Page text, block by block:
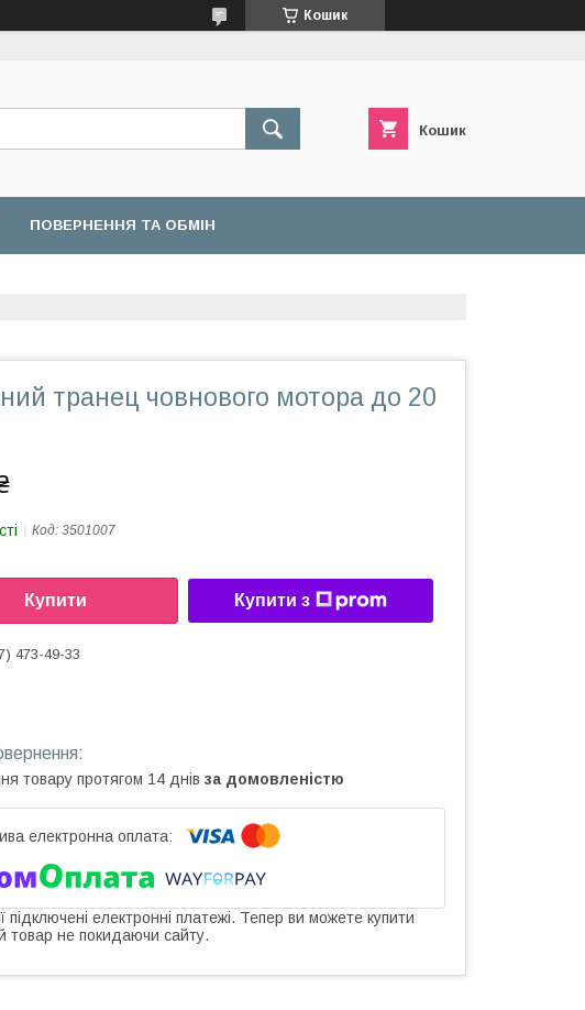
Кошик
Кошик
ПОВЕРНЕННЯ ТА ОБМІН
транец човнового мотора до 20
Код: 3501007
Купити Купити з
473-49-33
товару протягом 14 днів за домовленістю
підключені електронні платежі. Тепер ви можете купити
товар не покидаючи сайту.